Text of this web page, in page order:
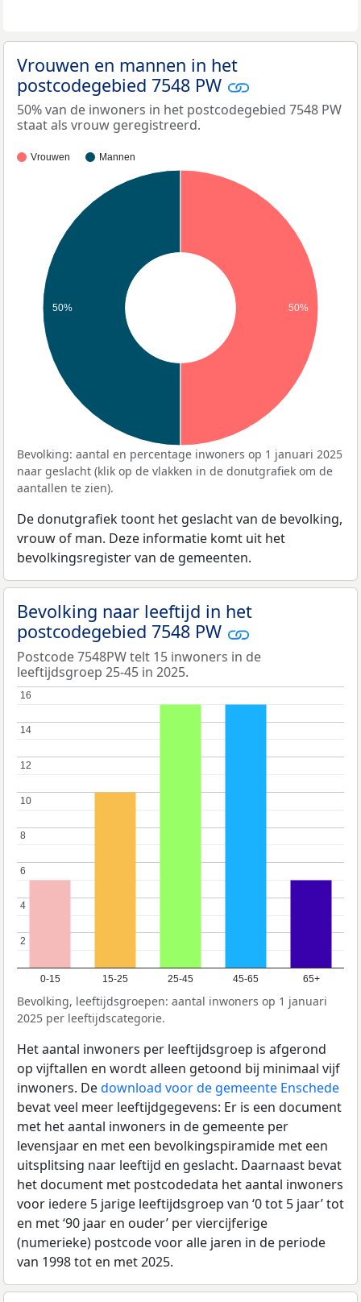
Vrouwen en mannen in het
postcodegebied 7548 PW
50% van de inwoners in het postcodegebied 7548 PW
staat als vrouw geregistreerd.
Vrouwen Mannen
50% 50%
Bevolking: aantal en percentage inwoners op 1 januari 2025
naar geslacht (klik op de vlakken in de donutgrafiek om de
aantallen te zien).
De donutgrafiek toont het geslacht van de bevolking,
vrouw of man. Deze informatie komt uit het
bevolkingsregister van de gemeenten.
Bevolking naar leeftijd in het
postcodegebied 7548 PW
Postcode 7548PW telt 15 inwoners in de
leeftijdsgroep 25-45 in 2025.
0-15 15-25 25-45 45-65 65+
2
2
4
4
6
6
8
8
10
10
12
12
14
14
16
16
Bevolking, leeftijdsgroepen: aantal inwoners op 1 januari
2025 per leeftijdscategorie.
Het aantal inwoners per leeftijdsgroep is afgerond
op vijftallen en wordt alleen getoond bij minimaal vijf
inwoners. Dedownload voor de gemeente Enschede
bevat veel meer leeftijdgegevens: Er is een document
met het aantal inwoners in de gemeente per
levensjaar en met een bevolkingspiramide met een
uitsplitsing naar leeftijd en geslacht. Daarnaast bevat
het document met postcodedata het aantal inwoners
voor iedere 5 jarige leeftijdsgroep van ‘0 tot 5 jaar’ tot
en met ‘90 jaar en ouder’ per viercijferige
(numerieke) postcode voor alle jaren in de periode
van 1998 tot en met 2025.